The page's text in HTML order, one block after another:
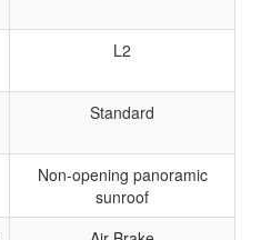
L2
Standard
Non-opening panoramic
sunroof